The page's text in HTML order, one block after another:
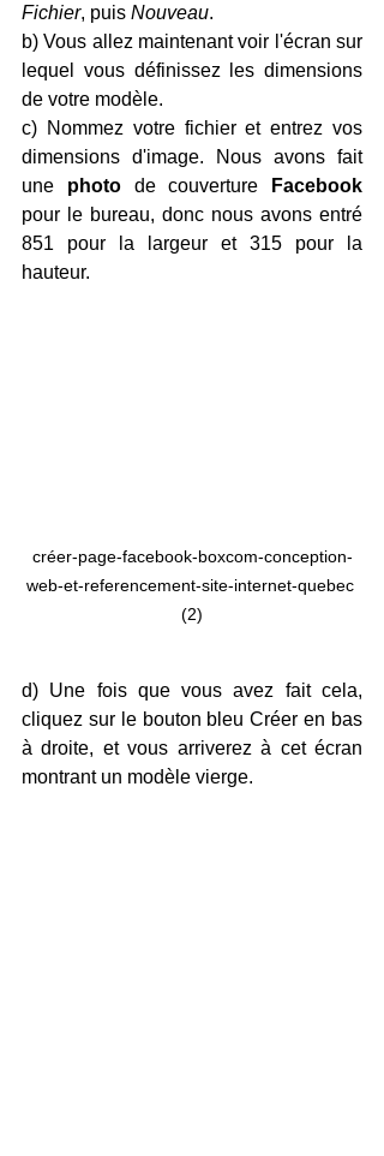
Fichier, puis Nouveau.
b) Vous allez maintenant voir l'écran sur
lequel vous définissez les dimensions
de votre modèle.
c) Nommez votre fichier et entrez vos
dimensions d'image. Nous avons fait
une photo de couverture
pour le bureau, donc nous avons entré
851 pour la largeur et 315 pour la
hauteur.
créer-page-facebook-boxcom-conception-
web-et-referencement-site-internet-quebec
(2)
d) Une fois que vous avez fait cela,
cliquez sur le bouton bleu Créer en bas
à droite, et vous arriverez à cet écran
montrant un modèle vierge.